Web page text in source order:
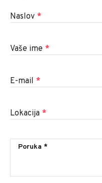
Naslov *
Vaše ime *
E-mail *
Lokacija *